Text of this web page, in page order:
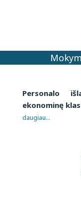
Personalo
ekonominę
daugiau...